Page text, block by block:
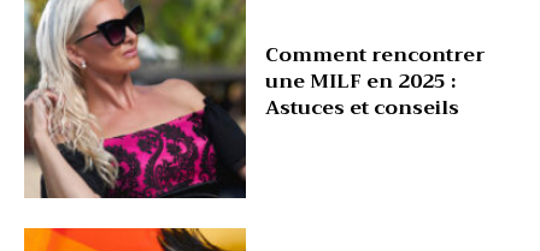
Comment rencontrer
une MILF en 2025 :
Astuces et conseils